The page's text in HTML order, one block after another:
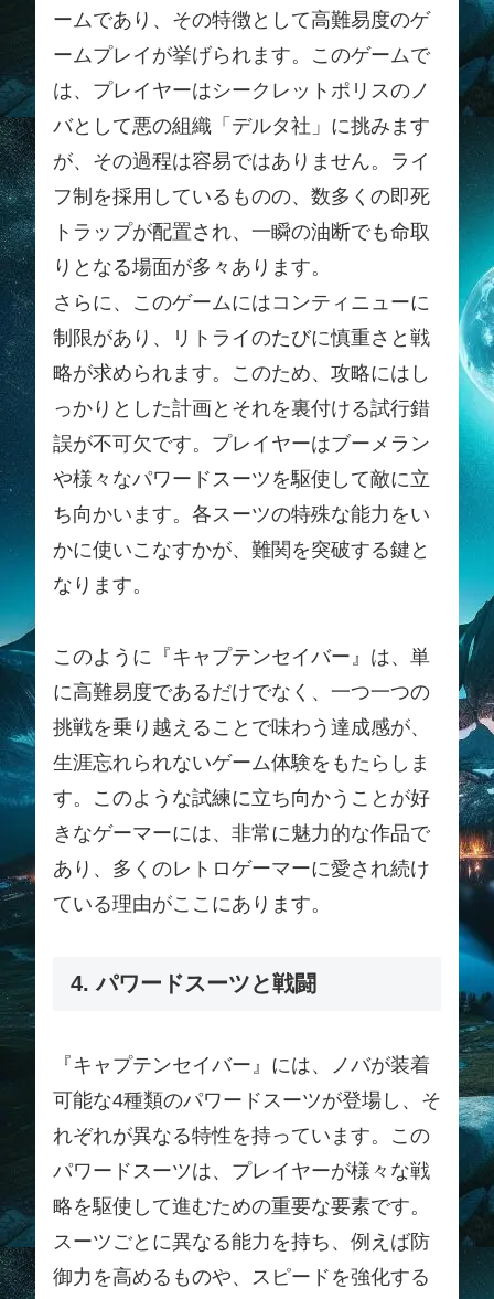
ームであり、その特徴として高難易度のゲ
ームプレイが挙げられます。このゲームで
は、プレイヤーはシークレットポリスのノ
バとして悪の組織「デルタ社」に挑みます
が、その過程は容易ではありません。ライ
フ制を採用しているものの、数多くの即死
トラップが配置され、一瞬の油断でも命取
りとなる場面が多々あります。
さらに、このゲームにはコンティニューに
制限があり、リトライのたびに慎重さと戦
略が求められます。このため、攻略にはし
っかりとした計画とそれを裏付ける試行錯
誤が不可欠です。プレイヤーはブーメラン
や様々なパワードスーツを駆使して敵に立
ち向かいます。各スーツの特殊な能力をい
かに使いこなすかが、難関を突破する鍵と
なります。
このように『キャプテンセイバー』は、単
に高難易度であるだけでなく、一つ一つの
挑戦を乗り越えることで味わう達成感が、
生涯忘れられないゲーム体験をもたらしま
す。このような試練に立ち向かうことが好
きなゲーマーには、非常に魅力的な作品で
あり、多くのレトロゲーマーに愛され続け
ている理由がここにあります。
4. パワードスーツと戦闘
『キャプテンセイバー』には、ノバが装着
可能な4種類のパワードスーツが登場し、そ
れぞれが異なる特性を持っています。この
パワードスーツは、プレイヤーが様々な戦
略を駆使して進むための重要な要素です。
スーツごとに異なる能力を持ち、例えば防
御力を高めるものや、スピードを強化する